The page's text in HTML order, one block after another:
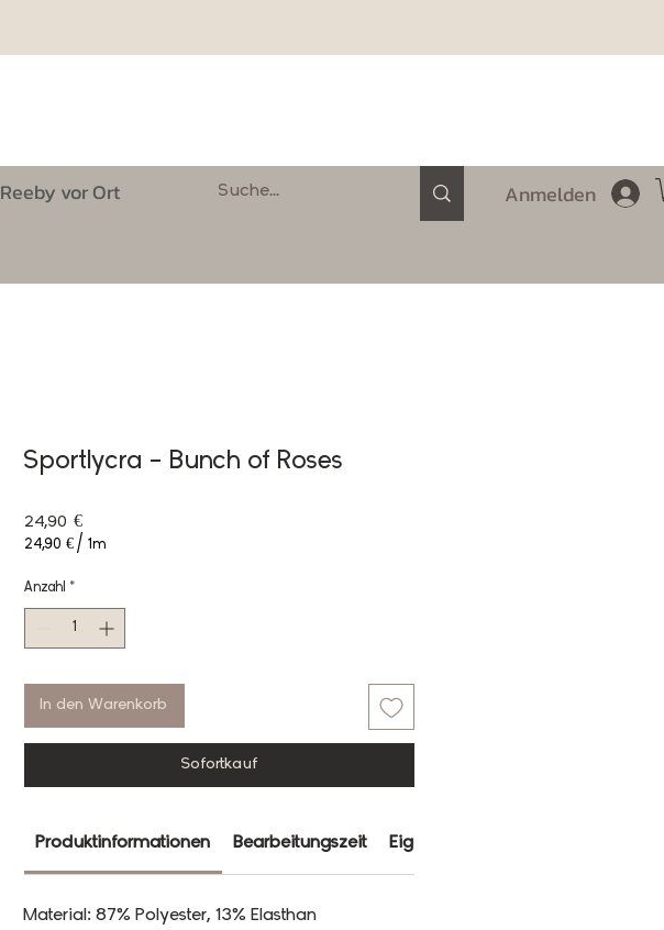
Reeby vor Ort Anmelden
Sportlycra - Bunch of Roses
24,90 €Preis
24,90 € / 1m
pro
1
Anzahl *
In den Warenkorb
Sofortkauf
Produktinformationen Bearbeitungszeit Eigenschaften
Material: 87% Polyester, 13% Elasthan